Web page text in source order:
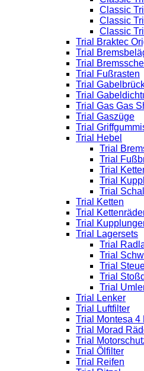
Classic
Classic
Classic
Trial Braktec
Trial
Trial
Trial Fußrasten
Trial
Trial
Trial Gas Gas
Trial Gaszüge
Trial
Trial Hebel
Trial
Trial
Trial
Trial
Trial
Trial Ketten
Trial
Trial
Trial Lagersets
Trial
Trial
Trial
Trial
Trial
Trial Lenker
Trial Luftfilter
Trial Montesa 4
Trial Morad
Trial
Trial Ölfilter
Trial Reifen